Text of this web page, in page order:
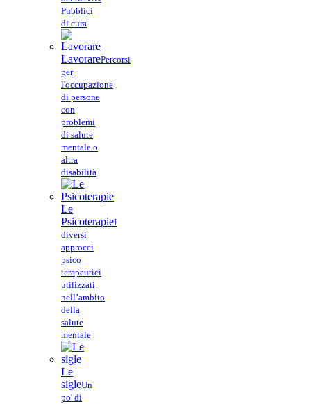
Pubblici
di cura
LavorarePercorsi
per
l'occupazione
di persone
con
problemi
di salute
mentale o
altra
disabilità
Le
PsicoterapieI
diversi
approcci
psico
terapeutici
utilizzati
nell’ambito
della
salute
mentale
Le
sigleUn
po' di